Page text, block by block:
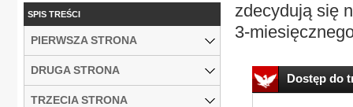
zdecydują się
3-
Dostęp do
SPIS TREŚCI
PIERWSZA STRONA
DRUGA STRONA
TRZECIA STRONA